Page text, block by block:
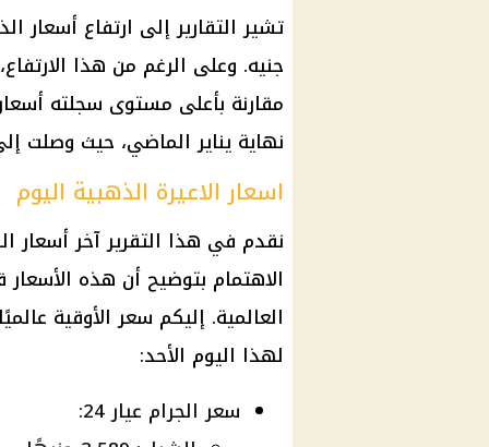
جنيه. وعلى الرغم من هذا
مقارنة بأعلى مستوى سجلته
نهاية يناير الماضي، حيث وصلت إلى ما يقرب من
اسعار الاعيرة الذهبية اليوم
نقدم في هذا التقرير آخر أسعار
الاهتمام بتوضيح أن هذه الأسعار
العالمية. إليكم سعر الأوقية
لهذا اليوم الأحد:
سعر الجرام عيار 24: